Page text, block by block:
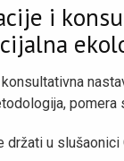
i
pomera
držati u